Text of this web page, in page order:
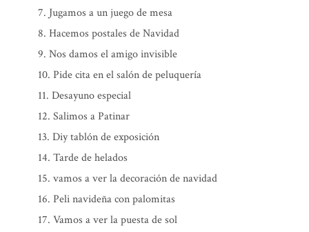
Jugamos a un juego de mesa
Hacemos postales de Navidad
Nos damos el amigo invisible
Pide cita en el salón de peluquería
Desayuno especial
Salimos a Patinar
Diy tablón de exposición
Tarde de helados
vamos a ver la decoración de navidad
Peli navideña con palomitas
Vamos a ver la puesta de sol